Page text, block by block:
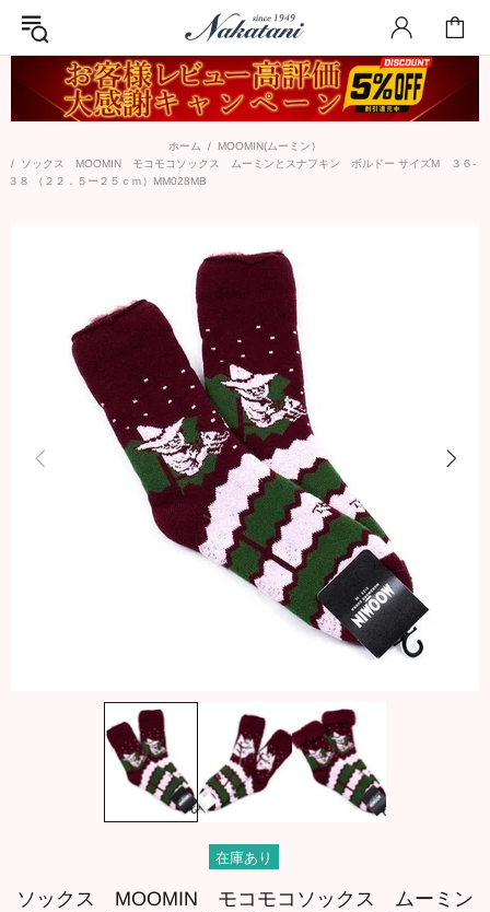
ホーム
MOOMIN(ムーミン）
ソックス MOOMIN モコモコソックス ムーミンとスナフキン ボルドー サイズM ３６-
３８ （２２．５ー２５ｃｍ）MM028MB
在庫あり
ソックス MOOMIN モコモコソックス ムーミン